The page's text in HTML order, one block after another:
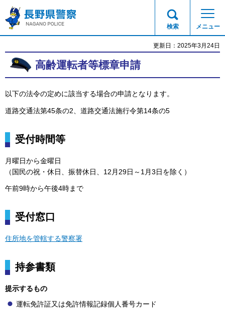
長野県警察
検索 メニュー
更新日：2025年3月24日
高齢運転者等標章申請
以下の法令の定めに該当する場合の申請となります。
道路交通法第45条の2、道路交通法施行令第14条の5
受付時間等
月曜日から金曜日
（国民の祝・休日、振替休日、12月29日～1月3日を除く）
午前9時から午後4時まで
受付窓口
住所地を管轄する警察署
持参書類
提示するもの
運転免許証又は免許情報記録個人番号カード